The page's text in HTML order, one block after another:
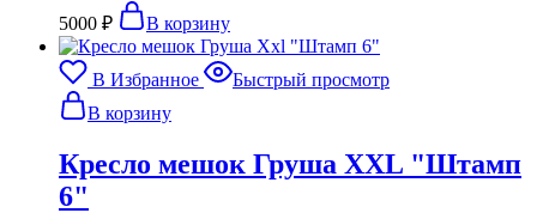
5000 ₽ В корзину
В Избранное
Быстрый просмотр
В корзину
Кресло мешок Груша XXL "Штамп
6"